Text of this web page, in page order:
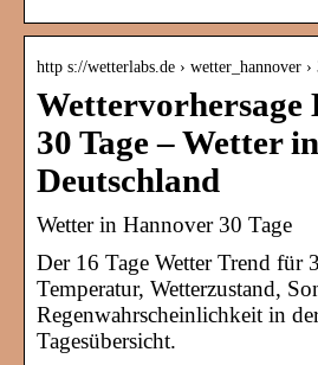
http s://wetterlabs.de › wetter_hannover ›
Wettervorhersage
30 Tage – Wetter in
Deutschland
Wetter in Hannover 30 Tage
Der 16 Tage Wetter Trend für
Temperatur, Wetterzustand,
Regenwahrscheinlichkeit in
Tagesübersicht.